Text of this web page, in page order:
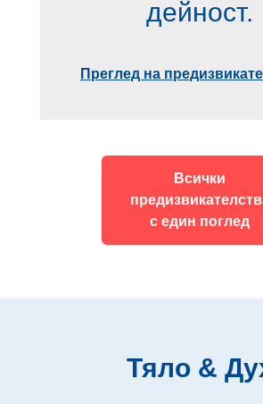
дейност.
Преглед на
Всички
с един поглед
Тяло &